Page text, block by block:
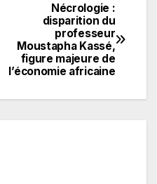
Nécrologie :
disparition du
professeur
Moustapha Kassé,
figure majeure de
l’économie africaine